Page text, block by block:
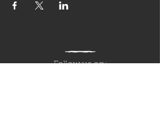
Follow us on: